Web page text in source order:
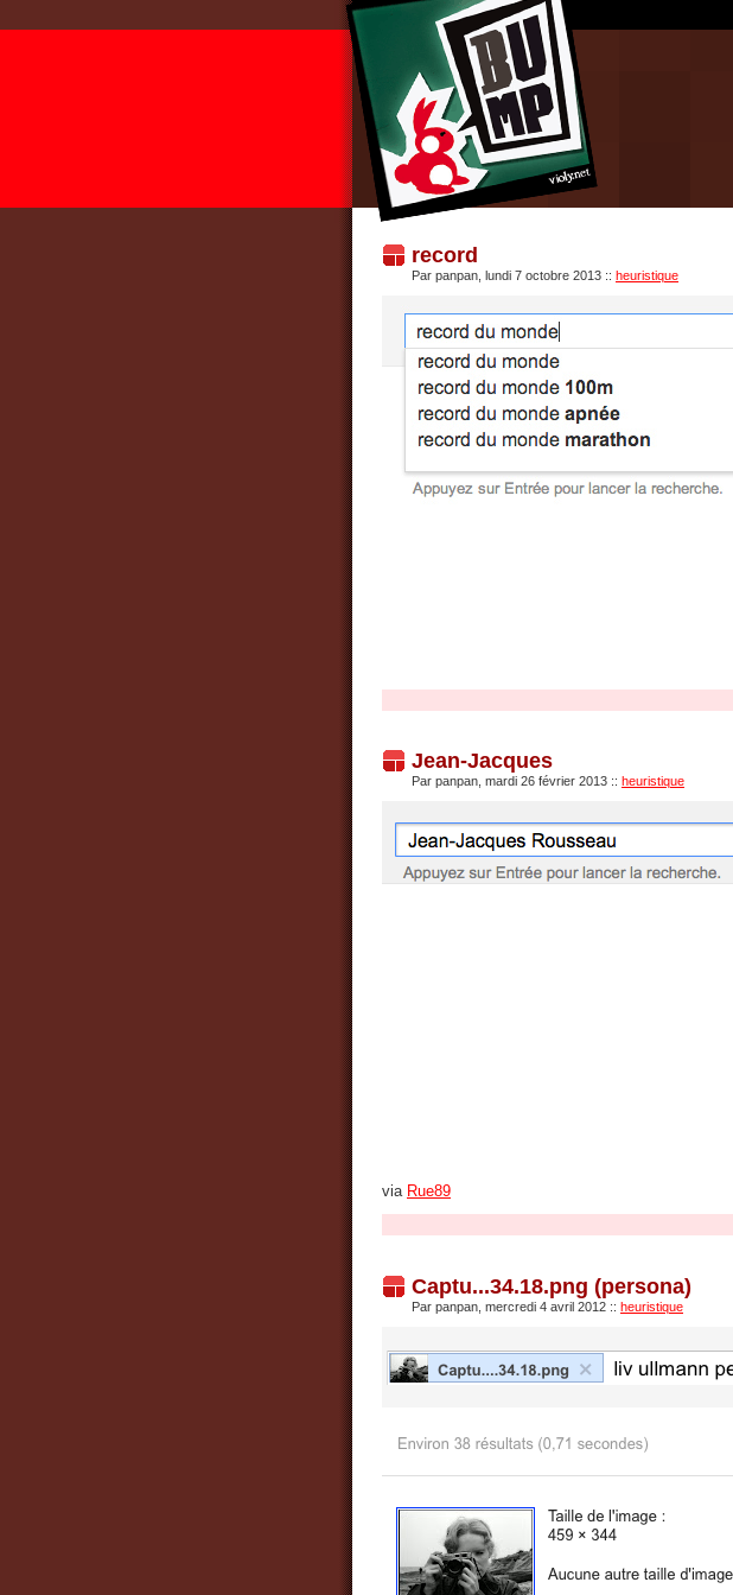
record
Par panpan, lundi 7 octobre 2013 :: heuristique
Jean-Jacques
Par panpan, mardi 26 février 2013 :: heuristique
via Rue89
Captu...34.18.png (persona)
Par panpan, mercredi 4 avril 2012 :: heuristique